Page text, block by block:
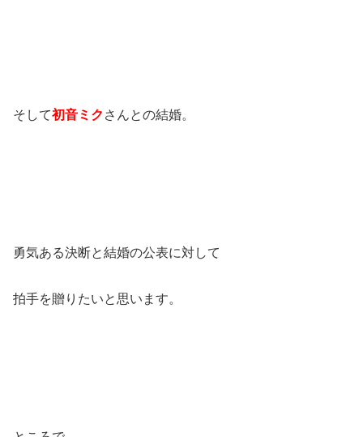
そして初音ミク さんとの結婚。
勇気ある決断と結婚の公表に対して
拍手を贈りたいと思います。